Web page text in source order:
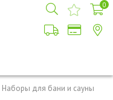
0
Наборы для бани и сауны